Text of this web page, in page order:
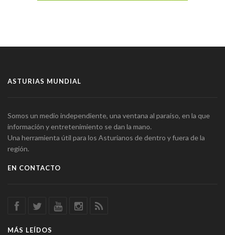
ASTURIAS MUNDIAL
Somos un medio independiente, una ventana al paraíso, en la que
información y entretenimiento se dan la mano.
Una herramienta útil para los Asturianos de dentro y fuera de la
región.
EN CONTACTO
MÁS LEÍDOS